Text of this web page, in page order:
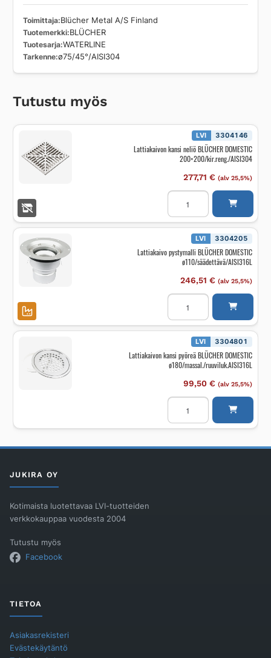
Toimittaja Blücher Metal A/S Finland
Tuotemerkki BLÜCHER
Tuotesarja WATERLINE
Tarkenne ø75/45°/AISI304
Tutustu myös
LVI 3304146
Lattiakaivon kansi neliö BLÜCHER DOMESTIC
200×200/kir.reng./AISI304
277,71 € (alv 25,5%)
Lattiakaivon
kansi
BLÜCHER
DOMESTIC
200x200/kir.reng./
määrä
LVI 3304205
Lattiakaivo pystymalli BLÜCHER DOMESTIC
ø110/säädettävä/AISI316L
246,51 € (alv 25,5%)
Lattiakaivo
pystymalli
BLÜCHER
DOMESTIC
ø110/säädettävä/
määrä LVI 3304801
Lattiakaivon kansi pyöreä BLÜCHER DOMESTIC
ø180/massal./ruuviluk.AISI316L
99,50 € (alv 25,5%)
Lattiakaivon
kansi
pyöreä
BLÜCHER
määrä
JUKIRA OY
Kotimaista luotettavaa LVI-tuotteiden
verkkokauppaa vuodesta 2004
Tutustu myös
Facebook
TIETOA
Asiakasrekisteri
Evästekäytäntö